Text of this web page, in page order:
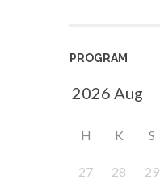
PROGRAM
H K S
27 28 29